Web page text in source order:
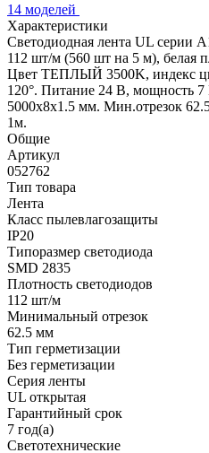
14 моделей
Характеристики
Светодиодная лента UL серии
112 шт/м (560 шт на 5 м), белая
Цвет ТЕПЛЫЙ 3500K, индекс
120°. Питание 24 В, мощность
5000x8x1.5 мм. Мин.отрезок
1м.
Общие
Артикул
052762
Тип товара
Лента
Класс пылевлагозащиты
IP20
Типоразмер светодиода
SMD 2835
Плотность светодиодов
112 шт/м
Минимальный отрезок
62.5 мм
Тип герметизации
Без герметизации
Серия ленты
UL открытая
Гарантийный срок
7 год(а)
Светотехнические